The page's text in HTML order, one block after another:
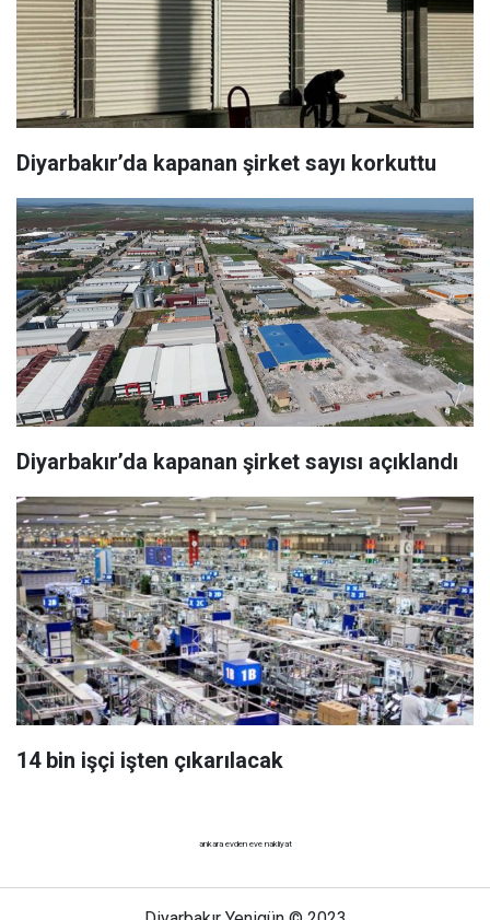
Diyarbakır’da kapanan şirket sayı korkuttu
Diyarbakır’da kapanan şirket sayısı açıklandı
14 bin işçi işten çıkarılacak
ankara evden eve nakliyat